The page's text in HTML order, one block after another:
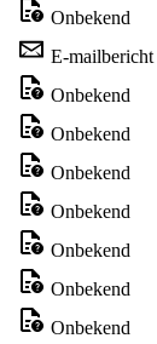
Onbekend
E-mailbericht
Onbekend
Onbekend
Onbekend
Onbekend
Onbekend
Onbekend
Onbekend